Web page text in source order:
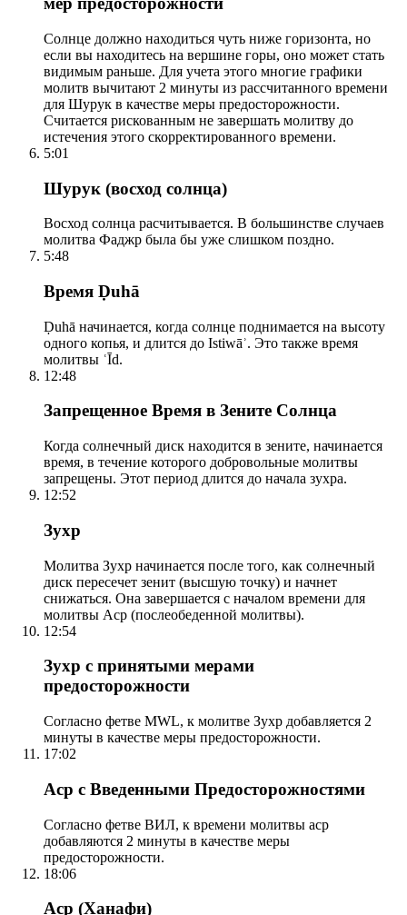
Солнце должно находиться чуть ниже горизонта, но
если вы находитесь на вершине горы, оно может стать
видимым раньше. Для учета этого многие графики
молитв вычитают 2 минуты из рассчитанного времени
для Шурук в качестве меры предосторожности.
Считается рискованным не завершать молитву до
истечения этого скорректированного времени.
5:01
Шурук (восход солнца)
Восход солнца расчитывается. В большинстве случаев
молитва Фаджр была бы уже слишком поздно.
5:48
Время Ḍuhā
Ḍuhā начинается, когда солнце поднимается на высоту
одного копья, и длится до Istiwāʾ. Это также время
молитвы ʿĪd.
12:48
Запрещенное Время в Зените Солнца
Когда солнечный диск находится в зените, начинается
время, в течение которого добровольные молитвы
запрещены. Этот период длится до начала зухра.
12:52
Зухр
Молитва Зухр начинается после того, как солнечный
диск пересечет зенит (высшую точку) и начнет
снижаться. Она завершается с началом времени для
молитвы Аср (послеобеденной молитвы).
12:54
Зухр с принятыми мерами
предосторожности
Согласно фетве MWL, к молитве Зухр добавляется 2
минуты в качестве меры предосторожности.
17:02
Аср с Введенными Предосторожностями
Согласно фетве ВИЛ, к времени молитвы аср
добавляются 2 минуты в качестве меры
предосторожности.
18:06
Аср (Ханафи)